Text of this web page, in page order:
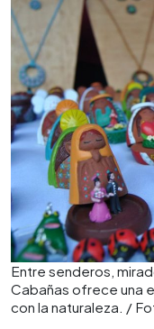
Entre senderos,
Cabañas ofrece una
con la naturaleza. /